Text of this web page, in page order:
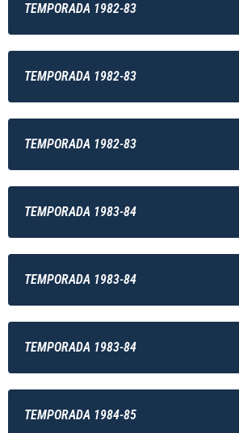
TEMPORADA 1982-83
TEMPORADA 1982-83
TEMPORADA 1982-83
TEMPORADA 1983-84
TEMPORADA 1983-84
TEMPORADA 1983-84
TEMPORADA 1984-85